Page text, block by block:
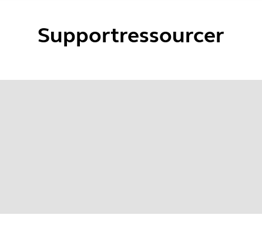
Supportressourcer